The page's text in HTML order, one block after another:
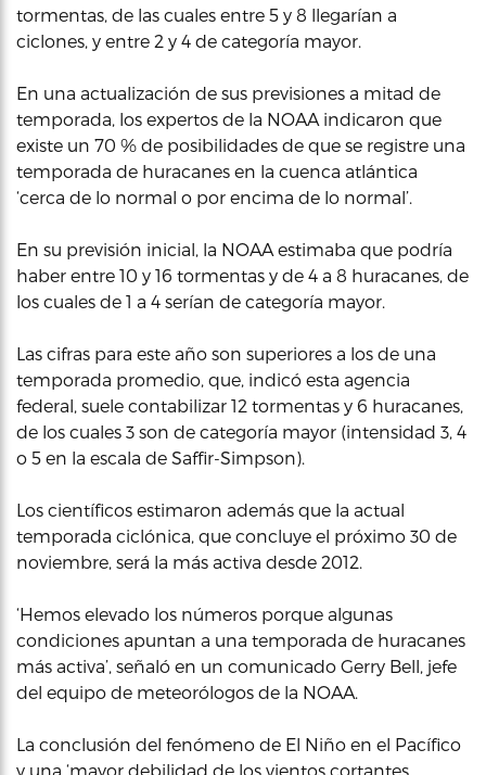
tormentas, de las cuales entre 5 y 8 llegarían a
ciclones, y entre 2 y 4 de categoría mayor.
En una actualización de sus previsiones a mitad de
temporada, los expertos de la NOAA indicaron que
existe un 70 % de posibilidades de que se registre una
temporada de huracanes en la cuenca atlántica
‘cerca de lo normal o por encima de lo normal’.
En su previsión inicial, la NOAA estimaba que podría
haber entre 10 y 16 tormentas y de 4 a 8 huracanes, de
los cuales de 1 a 4 serían de categoría mayor.
Las cifras para este año son superiores a los de una
temporada promedio, que, indicó esta agencia
federal, suele contabilizar 12 tormentas y 6 huracanes,
de los cuales 3 son de categoría mayor (intensidad 3, 4
o 5 en la escala de Saffir-Simpson).
Los científicos estimaron además que la actual
temporada ciclónica, que concluye el próximo 30 de
noviembre, será la más activa desde 2012.
‘Hemos elevado los números porque algunas
condiciones apuntan a una temporada de huracanes
más activa’, señaló en un comunicado Gerry Bell, jefe
del equipo de meteorólogos de la NOAA.
La conclusión del fenómeno de El Niño en el Pacífico
y una ‘mayor debilidad de los vientos cortantes